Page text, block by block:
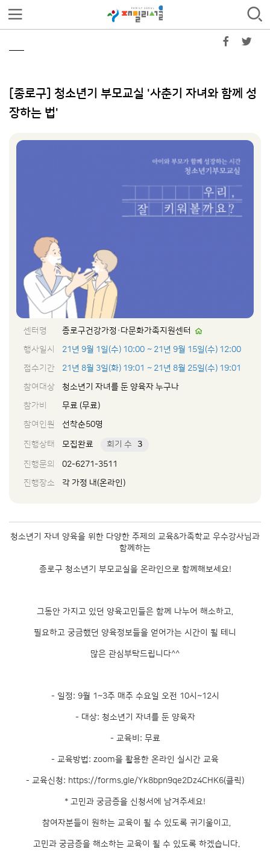
[종로구] 청소년기 부모교실 '사춘기 자녀와 함께 성
장하는 법'
센터명
종로구건강가정·다문화가족지원센터
행사일시
21년 9월 1일(수) 10:00 ~ 21년 9월 15일(수) 12:00
접수기간
21년 8월 3일(화) 19:01 ~ 21년 8월 25일(수) 19:01
참여대상
청소년기 자녀를 둔 양육자 누구나
참가비
무료 (무료)
참여인원
선착순50명
진행상태 모집완료 회기 수 3
진행문의
02-6271-3511
진행장소
각 가정 내(온라인)
청소년기 자녀 양육을 위한 다양한 주제의 교육&가족학교 우수강사님과
함께하는
종로구 청소년기 부모교실을 온라인으로 함께해보세요!
그동안 가지고 있던 양육고민들은 함께 나누어 해소하고,
필요하고 궁금했던 양육정보들을 얻어가는 시간이 될 테니
많은 관심부탁드립니다^^
- 일정: 9월 1~3주 매주 수요일 오전 10시~12시
- 대상: 청소년기 자녀를 둔 양육자
- 교육비: 무료
- 교육방법: zoom을 활용한 온라인 실시간 교육
- 교육신청: https://forms.gle/Yk8bpn9qe2Dz4CHK6(클릭)
* 고민과 궁금증을 신청서에 남겨주세요!
참여자분들이 원하는 교육이 될 수 있도록 귀기울이고,
고민과 궁금증을 해소하는 교육이 될 수 있도록 하겠습니다.